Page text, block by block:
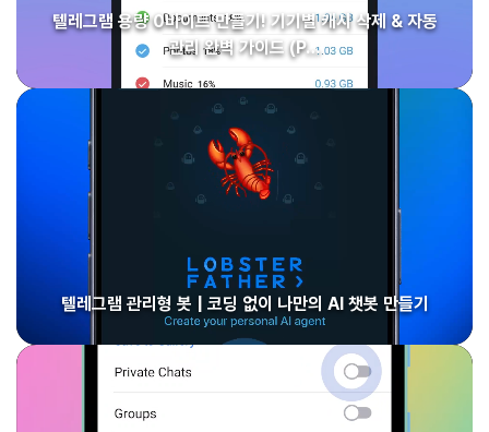
텔레그램 용량 0바이트 만들기! 기기별 캐시 삭제 & 자동
관리 완벽 가이드 (P…
텔레그램 관리형 봇 | 코딩 없이 나만의 AI 챗봇 만들기